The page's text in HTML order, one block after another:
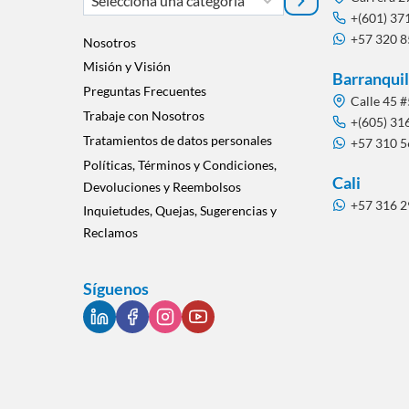
una
categoría
Nosotros
Misión y Visión
Preguntas Frecuentes
Trabaje con Nosotros
Tratamientos de datos personales
Políticas, Términos y Condiciones,
Devoluciones y Reembolsos
Inquietudes, Quejas, Sugerencias y
Reclamos
Síguenos
+(601)
+57 320
Calle 45
+(605)
+57 310
Cali
+57 316